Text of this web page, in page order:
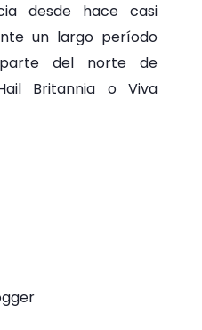
desde hace casi
un largo período
del norte de
Britannia o Viva